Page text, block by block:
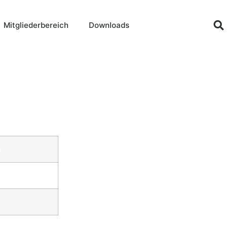
Mitgliederbereich Downloads